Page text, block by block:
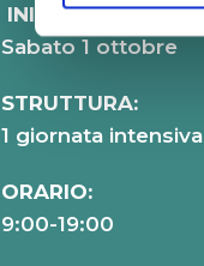
INIZIO:
Sabato 1 ottobre
STRUTTURA:
1 giornata intensiva
ORARIO:
9:00-19:00